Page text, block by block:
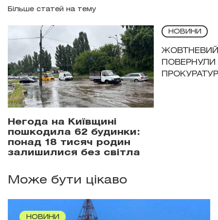
Більше статей на тему
Негода на Київщині
пошкодила 62 будинки:
понад 18 тисяч родин
залишилися без світла
НОВИНИ
ЖОВТНЕВИЙ
ПОВЕРНУЛИ
Може бути цікаво
НОВИНИ